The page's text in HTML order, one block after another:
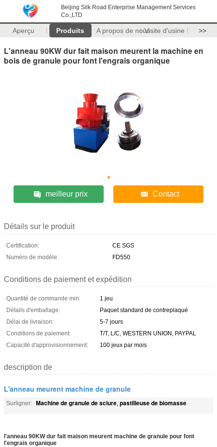
Beijing Silk Road Enterprise Management Services
Co.,LTD
Aperçu Produits A propos de nousVisite d'usine >>
L'anneau 90KW dur fait maison meurent la machine en
bois de granule pour font l'engrais organique
meilleur prix Contact
Détails sur le produit
Certification:
CE SGS
Numéro de modèle:
FD550
Conditions de paiement et expédition
Quantité de commande min:
1 jeu
Détails d'emballage:
Paquet standard de contreplaqué
Délai de livraison:
5-7 jours
Conditions de paiement:
T/T, L/C, WESTERN UNION, PAYPAL
Capacité d'approvisionnement:
100 jeux par mois
description de
L'anneau meurent machine de granule
Surligner: Machine de granule de sciure, pastilleuse de biomasse
l'anneau 90KW dur fait maison meurent machine de granule pour font
l'engrais organique